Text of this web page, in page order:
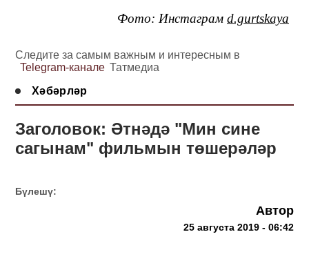
Фото: Инстаграм d.gurtskaya
Следите за самым важным и интересным в
Telegram-канале Татмедиа
Хәбәрләр
Заголовок: Әтнәдә "Мин сине
сагынам" фильмын төшерәләр
Бүлешү:
Автор
25 августа 2019 - 06:42